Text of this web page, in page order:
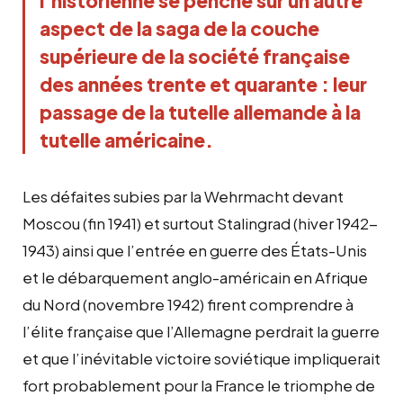
aspect de la saga de la couche
supérieure de la société française
des années trente et quarante : leur
passage de la tutelle allemande à la
tutelle américaine.
Les défaites subies par la Wehrmacht devant
Moscou (fin 1941) et surtout Stalingrad (hiver 1942-
1943) ainsi que l’entrée en guerre des États-Unis
et le débarquement anglo-américain en Afrique
du Nord (novembre 1942) firent comprendre à
l’élite française que l’Allemagne perdrait la guerre
et que l’inévitable victoire soviétique impliquerait
fort probablement pour la France le triomphe de